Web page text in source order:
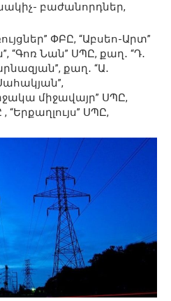
բաժանորդներ,
ՓԲԸ, “Աբսեո-Արտ”
“Գոռ Նան” ՍՊԸ, քաղ․ “Դ․
քաղ․ “Ա․
միջավայր” ՍՊԸ,
“Երքաղլույս” ՍՊԸ,